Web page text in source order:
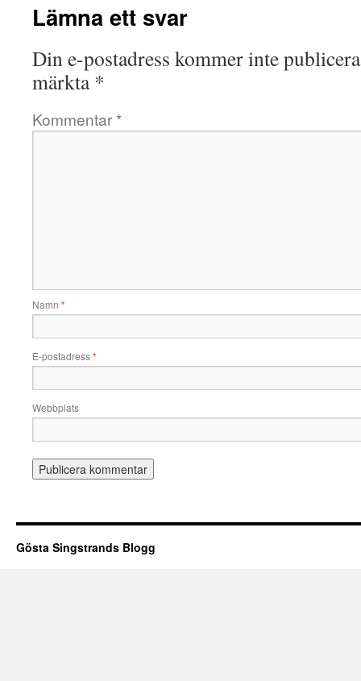
Lämna ett svar
Din e-postadress kommer inte
märkta *
Kommentar *
Namn *
E-postadress*
Webbplats
Gösta Singstrands Blogg